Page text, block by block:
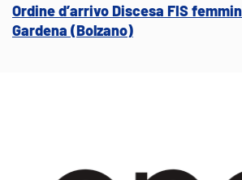
Ordine d’arrivo Discesa FIS
Gardena (Bolzano)